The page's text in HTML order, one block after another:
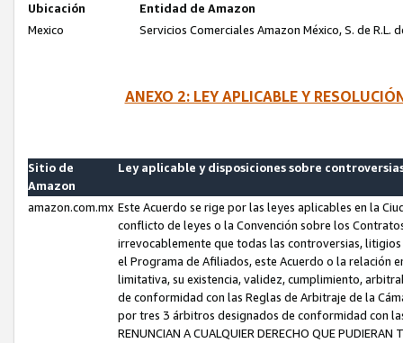
Ubicación
Entidad de Amazon
Mexico
Servicios Comerciales Amazon México, S. de R.L.
ANEXO 2: LEY APLICABLE Y
Sitio de
Amazon
Ley aplicable y disposiciones sobre
amazon.com.mx Este Acuerdo se rige por las leyes aplicables en la
conflicto de leyes o la Convención sobre los
irrevocablemente que todas las controversias,
el Programa de Afiliados, este Acuerdo o la relación
limitativa, su existencia, validez, cumplimiento,
de conformidad con las Reglas de Arbitraje de la
por tres 3 árbitros designados de conformidad con las
RENUNCIAN A CUALQUIER DERECHO QUE